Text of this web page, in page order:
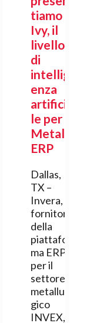
tiamo
Ivy, il
livello
di
intellig
enza
artificia
le per
Metal
ERP
Dallas,
TX –
Invera,
fornitore
della
piattafor
ma ERP
per il
settore
metallur
gico
INVEX,